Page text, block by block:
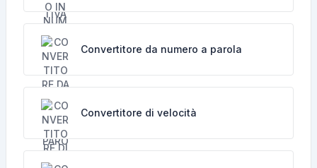
Convertitore da numero a parola
Convertitore di velocità